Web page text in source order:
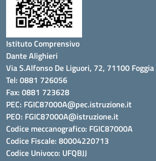
Istituto Comprensivo
Dante Alighieri
Via S.Alfonso De Liguori, 72, 71100 Foggia
Tel: 0881 726056
Fax: 0881 723628
PEC: FGIC87000A@pec.istruzione.it
PEO: FGIC87000A@istruzione.it
Codice meccanografico: FGIC87000A
Codice Fiscale: 80004220713
Codice Univoco: UFQBJJ